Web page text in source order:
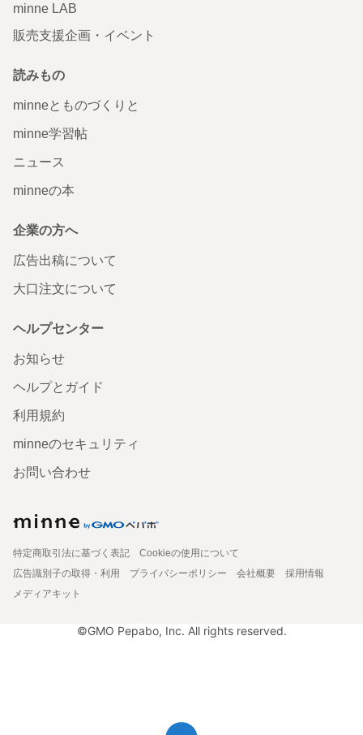
minne LAB
販売支援企画・イベント
読みもの
minneとものづくりと
minne学習帖
ニュース
minneの本
企業の方へ
広告出稿について
大口注文について
ヘルプセンター
お知らせ
ヘルプとガイド
利用規約
minneのセキュリティ
お問い合わせ
特定商取引法に基づく表記
Cookieの使用について
広告識別子の取得・利用
プライバシーポリシー 会社概要
採用情報
メディアキット
©GMO Pepabo, Inc. All rights reserved.